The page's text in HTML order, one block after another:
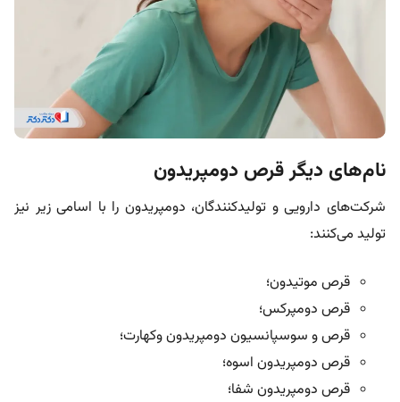
نام‌های دیگر قرص دومپریدون
شرکت‌های دارویی و تولید‌کنندگان، دومپریدون را با اسامی زیر نیز
تولید می‌کنند:
قرص موتیدون؛
قرص دومپرکس؛
قرص و سوسپانسیون دومپریدون وکهارت؛
قرص دومپریدون اسوه؛
قرص دومپریدون شفا؛